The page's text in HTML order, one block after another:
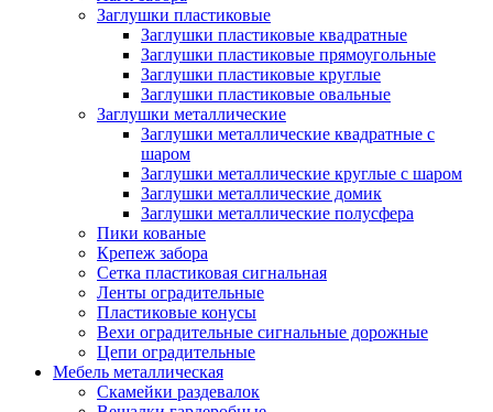
Заглушки пластиковые
Заглушки пластиковые квадратные
Заглушки пластиковые прямоугольные
Заглушки пластиковые круглые
Заглушки пластиковые овальные
Заглушки металлические
Заглушки металлические квадратные с
шаром
Заглушки металлические круглые с шаром
Заглушки металлические домик
Заглушки металлические полусфера
Пики кованые
Крепеж забора
Сетка пластиковая сигнальная
Ленты оградительные
Пластиковые конусы
Вехи оградительные сигнальные дорожные
Цепи оградительные
Мебель металлическая
Скамейки раздевалок